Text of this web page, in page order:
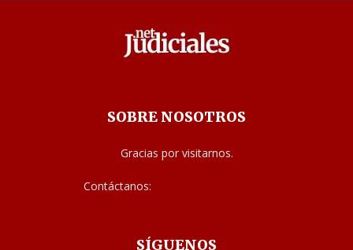
SOBRE NOSOTROS
Gracias por visitarnos.
Contáctanos:
SÍGUENOS